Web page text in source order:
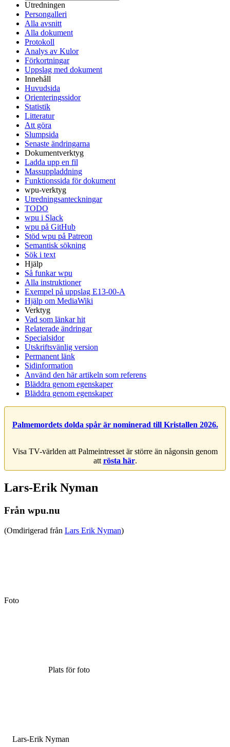
Utredningen
Persongalleri
Alla avsnitt
Alla dokument
Protokoll
Analys av Kulor
Förkortningar
Uppslag med dokument
Innehåll
Huvudsida
Orienteringssidor
Statistik
Litteratur
Att göra
Slumpsida
Senaste ändringarna
Dokumentverktyg
Ladda upp en fil
Massuppladdning
Funktionssida för dokument
wpu-verktyg
Utredningsanteckningar
TODO
wpu i Slack
wpu på GitHub
Stöd wpu på Patreon
Semantisk sökning
Sök i text
Hjälp
Så funkar wpu
Alla instruktioner
Exempel på uppslag E13-00-A
Hjälp om MediaWiki
Verktyg
Vad som länkar hit
Relaterade ändringar
Specialsidor
Utskriftsvänlig version
Permanent länk
Sidinformation
Använd den här artikeln som referens
Bläddra genom egenskaper
Bläddra genom egenskaper
Palmemordets dolda spår är nominerad till Kristallen 2026.
Visa TV-världen att Palmeintresset är större än någonsin genom
att rösta här.
Lars-Erik Nyman
Från wpu.nu
(Omdirigerad från Lars Erik Nyman)
Foto
Plats för foto
Lars-Erik Nyman